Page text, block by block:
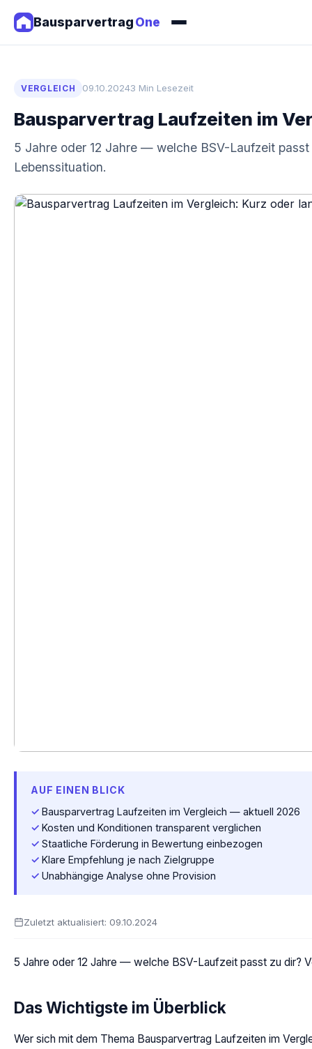
BausparvertragOne
VERGLEICH 09.10.20243 Min Lesezeit
Bausparvertrag Laufzeiten im
5 Jahre oder 12 Jahre — welche BSV-Laufzeit
Lebenssituation.
AUF EINEN BLICK
Bausparvertrag Laufzeiten im Vergleich — aktuell 2026
Kosten und Konditionen transparent verglichen
Staatliche Förderung in Bewertung einbezogen
Klare Empfehlung je nach Zielgruppe
Unabhängige Analyse ohne Provision
Zuletzt aktualisiert: 09.10.2024
5 Jahre oder 12 Jahre — welche BSV-Laufzeit passt zu dir?
Das Wichtigste im Überblick
Wer sich mit dem Thema Bausparvertrag Laufzeiten im